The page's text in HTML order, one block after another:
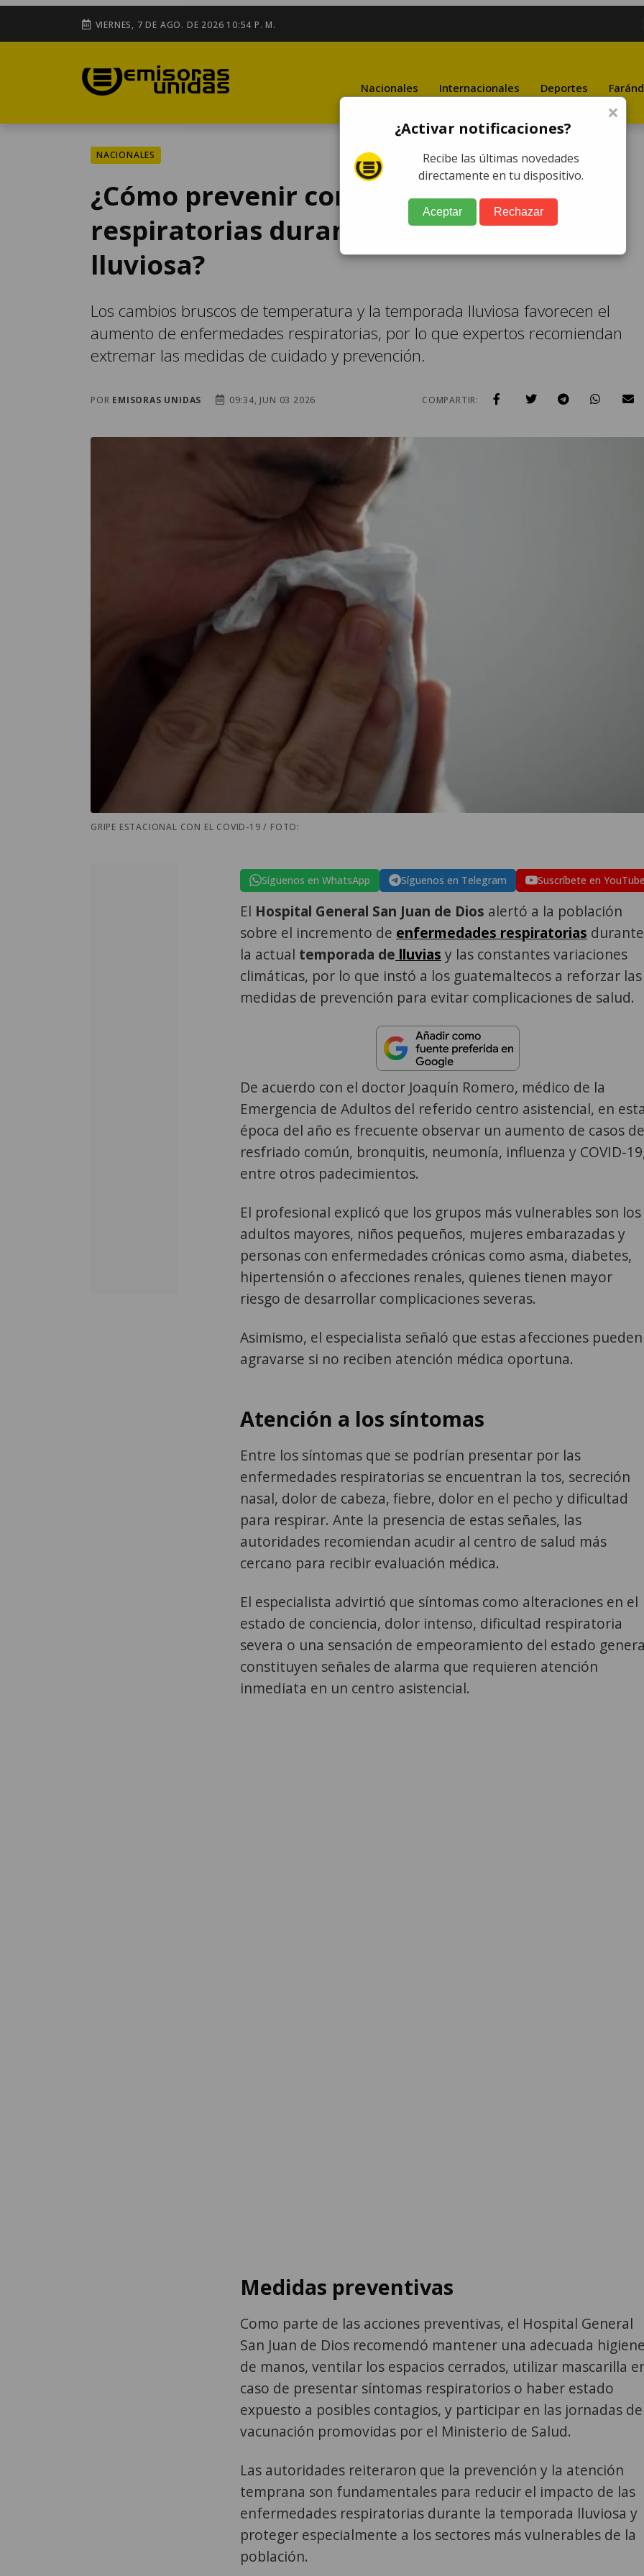
VIERNES, 7 DE AGO. DE 2026 10:54 P. M.
Nacionales Internacionales Deportes
NACIONALES
¿Cómo prevenir complicaciones
respiratorias durante la temporada
lluviosa?
Los cambios bruscos de temperatura y la temporada lluviosa favorecen el
aumento de enfermedades respiratorias, por lo que expertos recomiendan
extremar las medidas de cuidado y prevención.
POR EMISORAS UNIDAS 09:34, JUN 03 2026 COMPARTIR:
GRIPE ESTACIONAL CON EL COVID-19 / FOTO:
Síguenos en WhatsApp Síguenos en Telegram Suscríbete en
El Hospital General San Juan de Dios alertó a la población
sobre el incremento de enfermedades respiratorias durante
la actual temporada de lluvias y las constantes variaciones
climáticas, por lo que instó a los guatemaltecos a reforzar las
medidas de prevención para evitar complicaciones de salud.
De acuerdo con el doctor Joaquín Romero, médico de la
Emergencia de Adultos del referido centro asistencial, en
época del año es frecuente observar un aumento de casos de
resfriado común, bronquitis, neumonía, influenza y COVID-
entre otros padecimientos.
El profesional explicó que los grupos más vulnerables son los
adultos mayores, niños pequeños, mujeres embarazadas y
personas con enfermedades crónicas como asma, diabetes,
hipertensión o afecciones renales, quienes tienen mayor
riesgo de desarrollar complicaciones severas.
Asimismo, el especialista señaló que estas afecciones pueden
agravarse si no reciben atención médica oportuna.
Atención a los síntomas
Entre los síntomas que se podrían presentar por las
enfermedades respiratorias se encuentran la tos, secreción
nasal, dolor de cabeza, fiebre, dolor en el pecho y dificultad
para respirar. Ante la presencia de estas señales, las
autoridades recomiendan acudir al centro de salud más
cercano para recibir evaluación médica.
El especialista advirtió que síntomas como alteraciones en el
estado de conciencia, dolor intenso, dificultad respiratoria
severa o una sensación de empeoramiento del estado
constituyen señales de alarma que requieren atención
inmediata en un centro asistencial.
Medidas preventivas
Como parte de las acciones preventivas, el Hospital General
San Juan de Dios recomendó mantener una adecuada
de manos, ventilar los espacios cerrados, utilizar mascarilla
caso de presentar síntomas respiratorios o haber estado
expuesto a posibles contagios, y participar en las jornadas de
vacunación promovidas por el Ministerio de Salud.
Las autoridades reiteraron que la prevención y la atención
temprana son fundamentales para reducir el impacto de las
enfermedades respiratorias durante la temporada lluviosa y
proteger especialmente a los sectores más vulnerables de la
población.
×
¿Activar notificaciones?
Recibe las últimas novedades
directamente en tu dispositivo.
Aceptar Rechazar